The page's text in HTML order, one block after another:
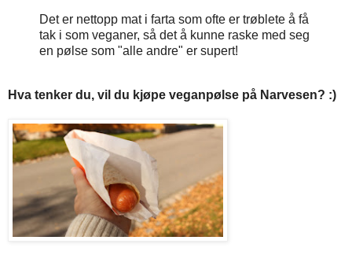
Det er nettopp mat i farta som ofte er trøblete å få
tak i som veganer, så det å kunne raske med seg
en pølse som "alle andre" er supert!
Hva tenker du, vil du kjøpe veganpølse på Narvesen? :)